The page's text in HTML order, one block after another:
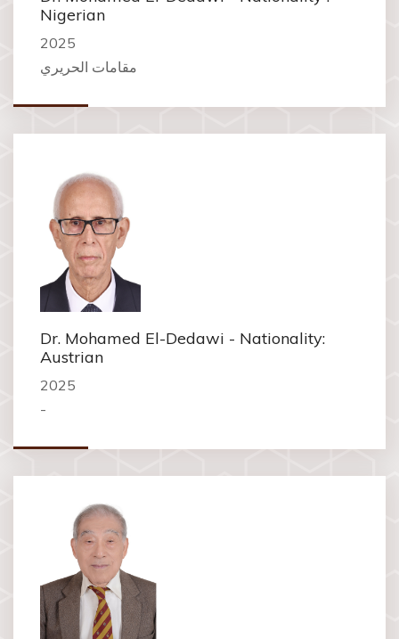
Nigerian
2025
مقامات الحريري
Dr. Mohamed El-Dedawi - Nationality:
Austrian
2025
-